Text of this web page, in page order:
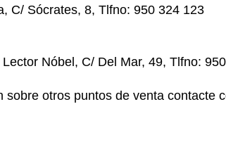
C/ Sócrates, 8, Tlfno: 950 324 123
Nóbel, C/ Del Mar, 49, Tlfno:
sobre otros puntos de venta contacte